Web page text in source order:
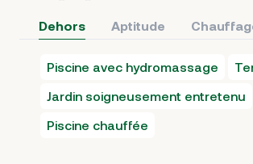
Dehors Aptitude
Piscine avec hydromassage
Jardin soigneusement entretenu
Piscine chauffée